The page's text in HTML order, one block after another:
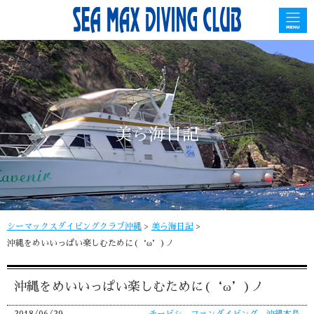
美ら海日記
シーマックスダイビングクラブ沖縄 > 美ら海日記 >
沖縄をめいいっぱい楽しむために(‘ω’)ノ
沖縄をめいいっぱい楽しむために(‘ω’)ノ